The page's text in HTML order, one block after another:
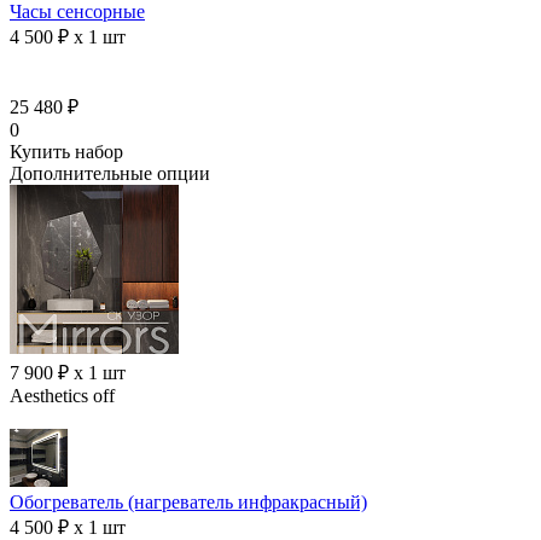
Часы сенсорные
4 500 ₽ x 1 шт
25 480 ₽
0
Купить набор
Дополнительные опции
7 900 ₽ x 1 шт
Aesthetics off
Обогреватель (нагреватель инфракрасный)
4 500 ₽ x 1 шт